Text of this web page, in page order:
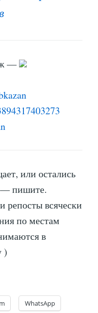
—
или остались
— пишите.
репосты всячески
по местам
в
)
WhatsApp